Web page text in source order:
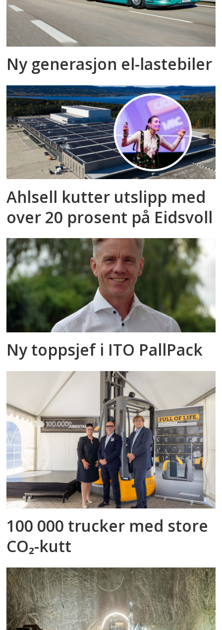
Ny generasjon el-lastebiler
Ahlsell kutter utslipp med
over 20 prosent på Eidsvoll
Ny toppsjef i ITO PallPack
100 000 trucker med store
CO₂-kutt